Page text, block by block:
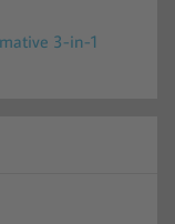
3-in-1